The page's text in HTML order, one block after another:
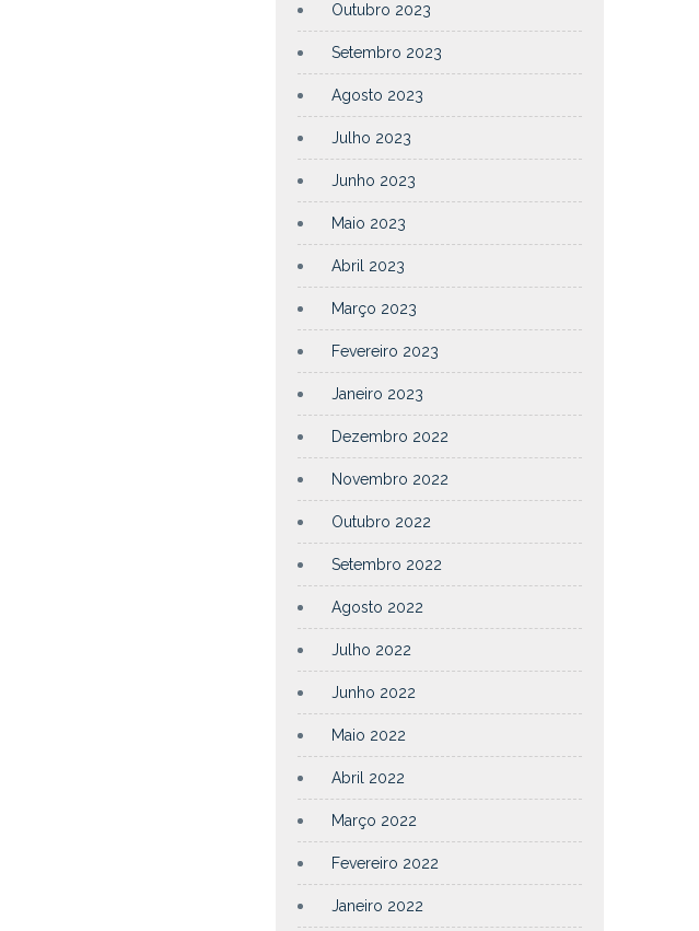
Outubro 2023
Setembro 2023
Agosto 2023
Julho 2023
Junho 2023
Maio 2023
Abril 2023
Março 2023
Fevereiro 2023
Janeiro 2023
Dezembro 2022
Novembro 2022
Outubro 2022
Setembro 2022
Agosto 2022
Julho 2022
Junho 2022
Maio 2022
Abril 2022
Março 2022
Fevereiro 2022
Janeiro 2022